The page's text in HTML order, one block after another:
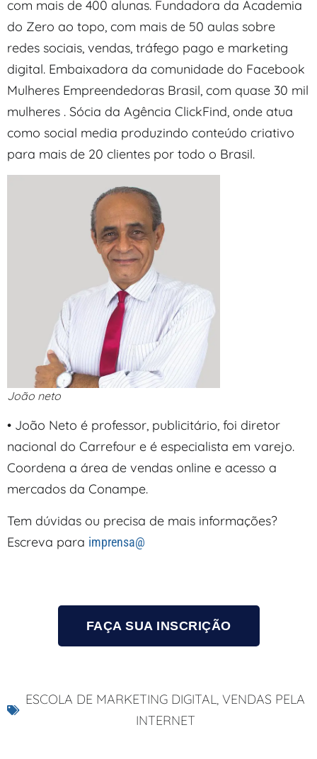
com mais de 400 alunas. Fundadora da Academia
do Zero ao topo, com mais de 50 aulas sobre
redes sociais, vendas, tráfego pago e marketing
digital. Embaixadora da comunidade do Facebook
Mulheres Empreendedoras Brasil, com quase 30 mil
mulheres . Sócia da Agência ClickFind, onde atua
como social media produzindo conteúdo criativo
para mais de 20 clientes por todo o Brasil.
João neto
• João Neto é professor, publicitário, foi diretor
nacional do Carrefour e é especialista em varejo.
Coordena a área de vendas online e acesso a
mercados da Conampe.
Tem dúvidas ou precisa de mais informações?
Escreva para imprensa@
FAÇA SUA INSCRIÇÃO
ESCOLA DE MARKETING DIGITAL, VENDAS PELA
INTERNET